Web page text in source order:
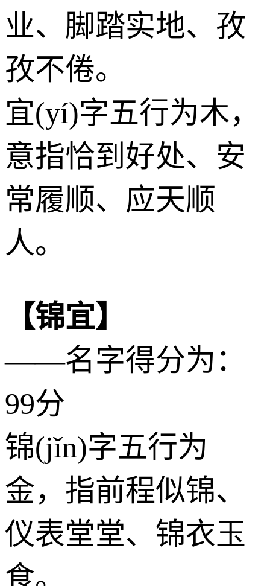
业、脚踏实地、孜
孜不倦。
宜(yí)字五行为木，
意指恰到好处、安
常履顺、应天顺
人。
【锦宜】
——名字得分为：
99分
锦(jǐn)字五行为
金，指前程似锦、
仪表堂堂、锦衣玉
食。